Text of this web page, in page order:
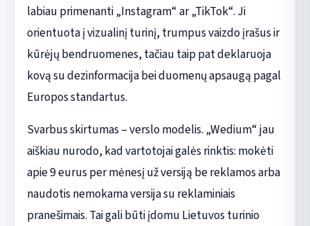
labiau primenanti „Instagram“ ar „TikTok“. Ji
orientuota į vizualinį turinį, trumpus vaizdo įrašus ir
kūrėjų bendruomenes, tačiau taip pat deklaruoja
kovą su dezinformacija bei duomenų apsaugą pagal
Europos standartus.
Svarbus skirtumas – verslo modelis. „Wedium“ jau
aiškiau nurodo, kad vartotojai galės rinktis: mokėti
apie 9 eurus per mėnesį už versiją be reklamos arba
naudotis nemokama versija su reklaminiais
pranešimais. Tai gali būti įdomu Lietuvos turinio